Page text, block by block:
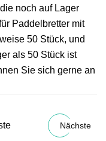
noch auf Lager
Paddelbretter mit
50 Stück, und
als 50 Stück ist
Sie sich gerne an
Nächste